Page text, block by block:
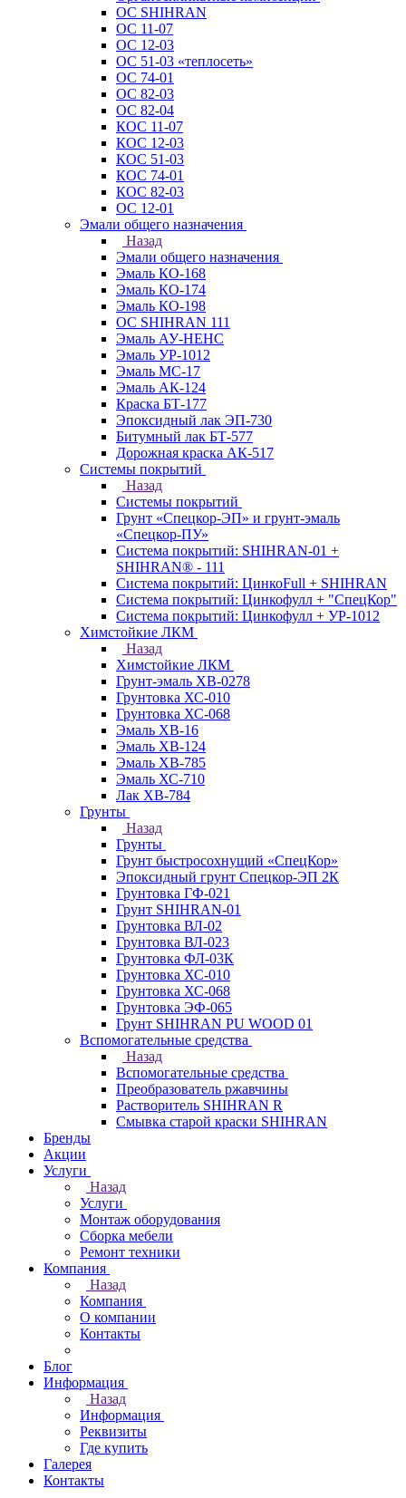
ОС SHIHRAN
ОС 11-07
ОС 12-03
ОС 51-03 «теплосеть»
ОС 74-01
ОС 82-03
ОС 82-04
КОС 11-07
КОС 12-03
КОС 51-03
КОС 74-01
КОС 82-03
ОС 12-01
Эмали общего назначения
Назад
Эмали общего назначения
Эмаль КО-168
Эмаль КО-174
Эмаль КО-198
ОС SHIHRAN 111
Эмаль АУ-НЕНС
Эмаль УР-1012
Эмаль МС-17
Эмаль АК-124
Краска БТ-177
Эпоксидный лак ЭП-730
Битумный лак БТ-577
Дорожная краска АК-517
Системы покрытий
Назад
Системы покрытий
Грунт «Спецкор-ЭП» и грунт-эмаль
«Спецкор-ПУ»
Система покрытий: SHIHRAN-01 +
SHIHRAN® - 111
Система покрытий: ЦинкоFull + SHIHRAN
Система покрытий: Цинкофулл + "СпецКор"
Система покрытий: Цинкофулл + УР-1012
Химстойкие ЛКМ
Назад
Химстойкие ЛКМ
Грунт-эмаль ХВ-0278
Грунтовка ХС-010
Грунтовка ХС-068
Эмаль ХВ-16
Эмаль ХВ-124
Эмаль ХВ-785
Эмаль ХС-710
Лак ХВ-784
Грунты
Назад
Грунты
Грунт быстросохнущий «СпецКор»
Эпоксидный грунт Спецкор-ЭП 2К
Грунтовка ГФ-021
Грунт SHIHRAN-01
Грунтовка ВЛ-02
Грунтовка ВЛ-023
Грунтовка ФЛ-03К
Грунтовка ХС-010
Грунтовка ХС-068
Грунтовка ЭФ-065
Грунт SHIHRAN PU WOOD 01
Вспомогательные средства
Назад
Вспомогательные средства
Преобразователь ржавчины
Растворитель SHIHRAN R
Смывка старой краски SHIHRAN
Бренды
Акции
Услуги
Назад
Услуги
Монтаж оборудования
Сборка мебели
Ремонт техники
Компания
Назад
Компания
О компании
Контакты
Блог
Информация
Назад
Информация
Реквизиты
Где купить
Галерея
Контакты